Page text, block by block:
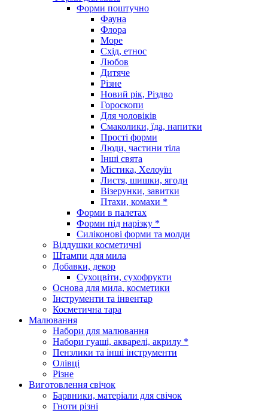
Форми поштучно
Фауна
Флора
Море
Схід, етнос
Любов
Дитяче
Різне
Новий рік, Різдво
Гороскопи
Для чоловіків
Смаколики, їда, напитки
Прості форми
Люди, частини тіла
Інші свята
Містика, Хелоуїн
Листя, шишки, ягоди
Візерунки, завитки
Птахи, комахи *
Форми в палетах
Форми під нарізку *
Силіконові форми та молди
Віддушки косметичні
Штампи для мила
Добавки, декор
Сухоцвіти, сухофрукти
Основа для мила, косметики
Інструменти та інвентар
Косметична тара
Малювання
Набори для малювання
Набори гуаші, акварелі, акрилу *
Пензлики та інші інструменти
Олівці
Різне
Виготовлення свічок
Барвники, матеріали для свічок
Гноти різні